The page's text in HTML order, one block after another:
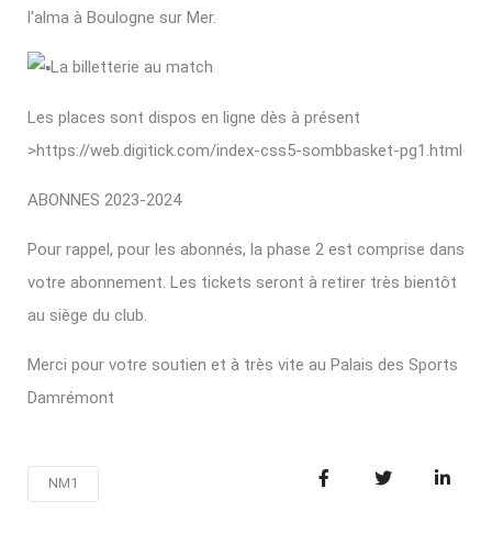
l'alma à Boulogne sur Mer.
La billetterie au match
Les places sont dispos en ligne dès à présent
>https://web.digitick.com/index-css5-sombbasket-pg1.html
ABONNES 2023-2024
Pour rappel, pour les abonnés, la phase 2 est comprise dans
votre abonnement. Les tickets seront à retirer très bientôt
au siège du club.
Merci pour votre soutien et à très vite au Palais des Sports
Damrémont
NM1